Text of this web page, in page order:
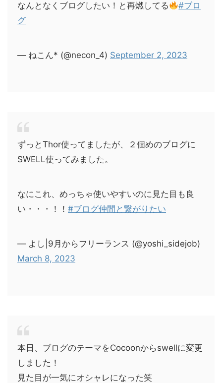
なんとなくブログしたい！と再燃してる
#ブロ
グ
— ねこん* (@necon_4) September 2, 2023
ずっとThor使ってましたが、２個めのブログに
SWELL使ってみました。
なにこれ、めっちゃ使いやすいのに見た目も良
い・・・！！ #ブログ仲間と繋がりたい
— よし|9月からフリーランス (@yoshi_sidejob)
March 8, 2023
本日、ブログのテーマをCocoonからswellに変更
しました！
見た目が一気にオシャレになった笑